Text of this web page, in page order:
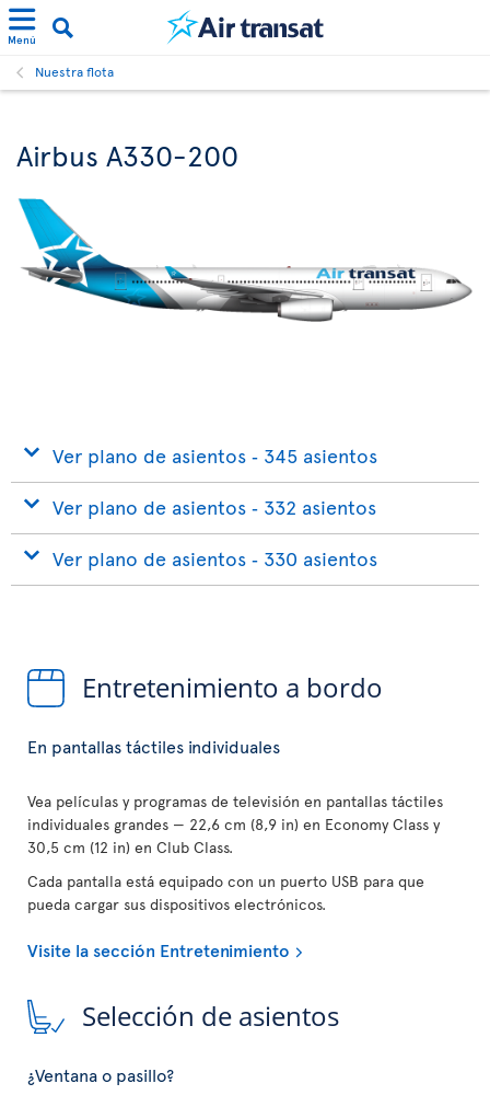
Menú
Nuestra flota
Airbus A330-200
Ver plano de asientos ‐ 345 asientos
Ver plano de asientos ‐ 332 asientos
Ver plano de asientos ‐ 330 asientos
Entretenimiento a bordo
En pantallas táctiles individuales
Vea películas y programas de televisión en pantallas táctiles
individuales grandes — 22,6 cm (8,9 in) en Economy Class y
30,5 cm (12 in) en Club Class.
Cada pantalla está equipado con un puerto USB para que
pueda cargar sus dispositivos electrónicos.
Visite la sección Entretenimiento
Selección de asientos
¿Ventana o pasillo?